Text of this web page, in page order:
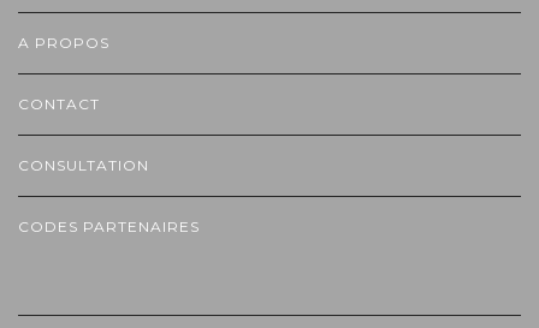
A PROPOS
CONTACT
CONSULTATION
CODES PARTENAIRES